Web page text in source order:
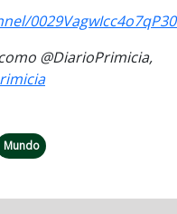
@DiarioPrimicia,
Mundo